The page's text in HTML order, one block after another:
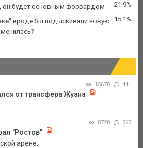
он будет основным форвардом 21.9%
вроде бы подыскивали новую
15.1%
15670 441
от трансфера Жуана
8720 365
"Ростов"
арене.